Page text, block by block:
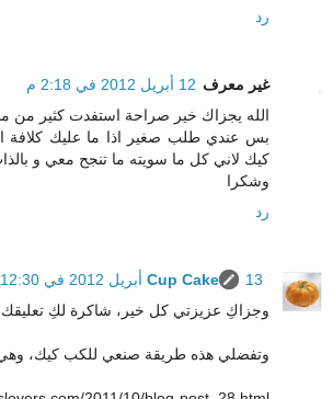
رد
غير معرف 12 أبريل 2012 في 2:18 م
الله يجزاك خير صراحة استفدت كثير من
بس عندي طلب صغير اذا ما عليك كلافة
كيك لاني كل ما سويته ما تنجح معي و
وشكرا
رد
Cup Cake
13 أبريل 2012 في 12:30 ص
وجزاكِ عزيزتي كل خير، شاكرة لكِ
وتفضلي هذه طريقة صنعي للكب كيك، وهي